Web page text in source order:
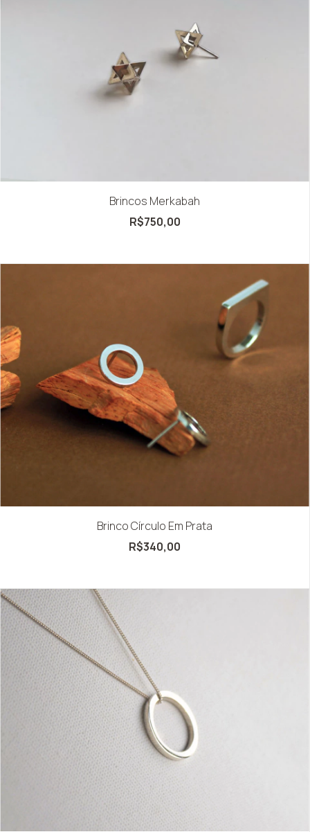
Brincos Merkabah
R$750,00
Brinco Círculo Em Prata
R$340,00